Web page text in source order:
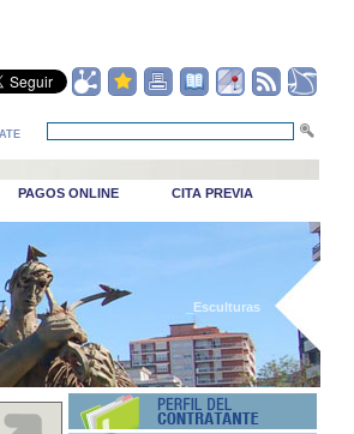
PAGOS ONLINE CITA PREVIA
_Esculturas